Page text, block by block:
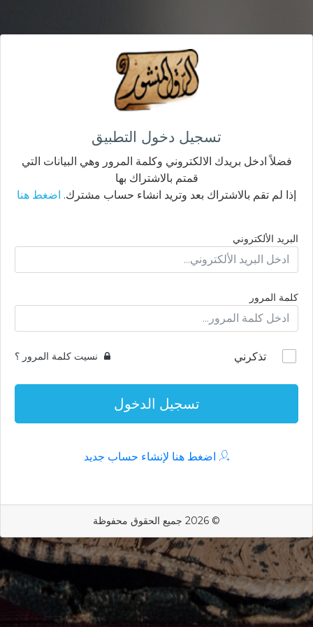
تسجيل دخول التطبيق
فضلاً ادخل بريدك الالكتروني وكلمة المرور وهي البيانات التي
قمتم بالاشتراك بها
إذا لم تقم بالاشتراك بعد وتريد انشاء حساب مشترك. اضغط هنا
البريد الألكتروني
كلمة المرور
تذكرني نسيت كلمة المرور ؟
تسجيل الدخول
اضغط هنا لإنشاء حساب جديد
© 2026 جميع الحقوق محفوظة